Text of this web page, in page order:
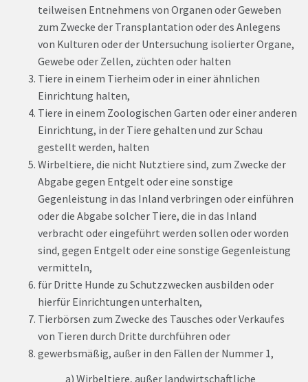
teilweisen Entnehmens von Organen oder Geweben
zum Zwecke der Transplantation oder des Anlegens
von Kulturen oder der Untersuchung isolierter Organe,
Gewebe oder Zellen, züchten oder halten
Tiere in einem Tierheim oder in einer ähnlichen
Einrichtung halten,
Tiere in einem Zoologischen Garten oder einer anderen
Einrichtung, in der Tiere gehalten und zur Schau
gestellt werden, halten
Wirbeltiere, die nicht Nutztiere sind, zum Zwecke der
Abgabe gegen Entgelt oder eine sonstige
Gegenleistung in das Inland verbringen oder einführen
oder die Abgabe solcher Tiere, die in das Inland
verbracht oder eingeführt werden sollen oder worden
sind, gegen Entgelt oder eine sonstige Gegenleistung
vermitteln,
für Dritte Hunde zu Schutzzwecken ausbilden oder
hierfür Einrichtungen unterhalten,
Tierbörsen zum Zwecke des Tausches oder Verkaufes
von Tieren durch Dritte durchführen oder
gewerbsmäßig, außer in den Fällen der Nummer 1,
a) Wirbeltiere, außer landwirtschaftliche